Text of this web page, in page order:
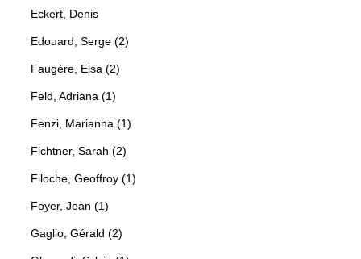
Eckert, Denis
Edouard, Serge (2)
Faugère, Elsa (2)
Feld, Adriana (1)
Fenzi, Marianna (1)
Fichtner, Sarah (2)
Filoche, Geoffroy (1)
Foyer, Jean (1)
Gaglio, Gérald (2)